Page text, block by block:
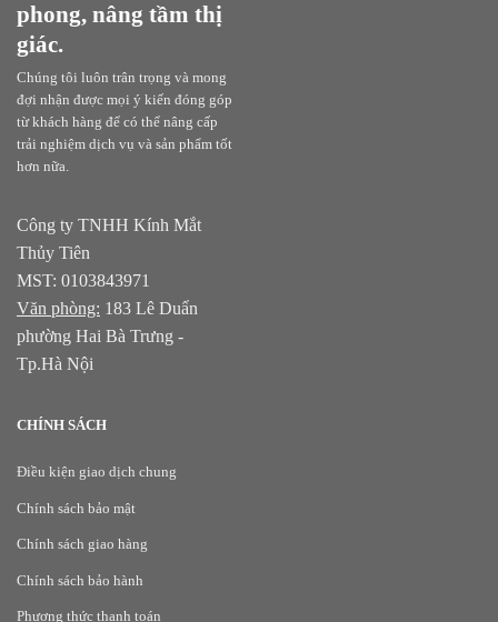
phong, nâng tầm thị
giác.
Chúng tôi luôn trân trọng và mong
đợi nhận được mọi ý kiến đóng góp
từ khách hàng để có thể nâng cấp
trải nghiệm dịch vụ và sản phẩm tốt
hơn nữa.
Công ty TNHH Kính Mắt
Thủy Tiên
MST: 0103843971
Văn phòng: 183 Lê Duẩn
phường Hai Bà Trưng -
Tp.Hà Nội
CHÍNH SÁCH
Điều kiện giao dịch chung
Chính sách bảo mật
Chính sách giao hàng
Chính sách bảo hành
Phương thức thanh toán